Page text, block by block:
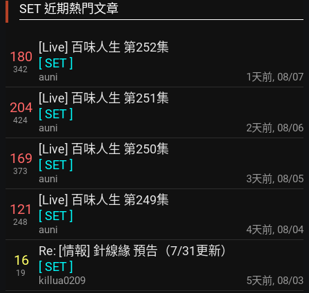
SET 近期熱門文章
180
342
[Live] 百味人生 第252集
[SET]
auni 1天前, 08/07
204
424
[Live] 百味人生 第251集
[SET]
auni 2天前, 08/06
169
373
[Live] 百味人生 第250集
[SET]
auni 3天前, 08/05
121
248
[Live] 百味人生 第249集
[SET]
auni 4天前, 08/04
16
19
Re: [情報] 針線緣 預告（7/31更新）
[SET]
killua0209 5天前, 08/03